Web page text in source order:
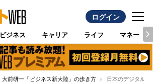
ログイン
ビジネス キャリア ライフ マネー
大前研一「ビジネス新大陸」の歩き方 日本のデジタル